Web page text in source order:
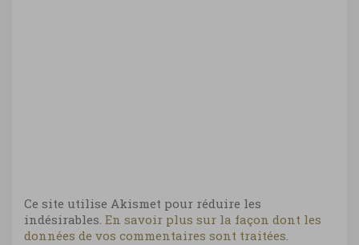
Ce site utilise Akismet pour réduire les
indésirables. En savoir plus sur la façon dont les
données de vos commentaires sont traitées.